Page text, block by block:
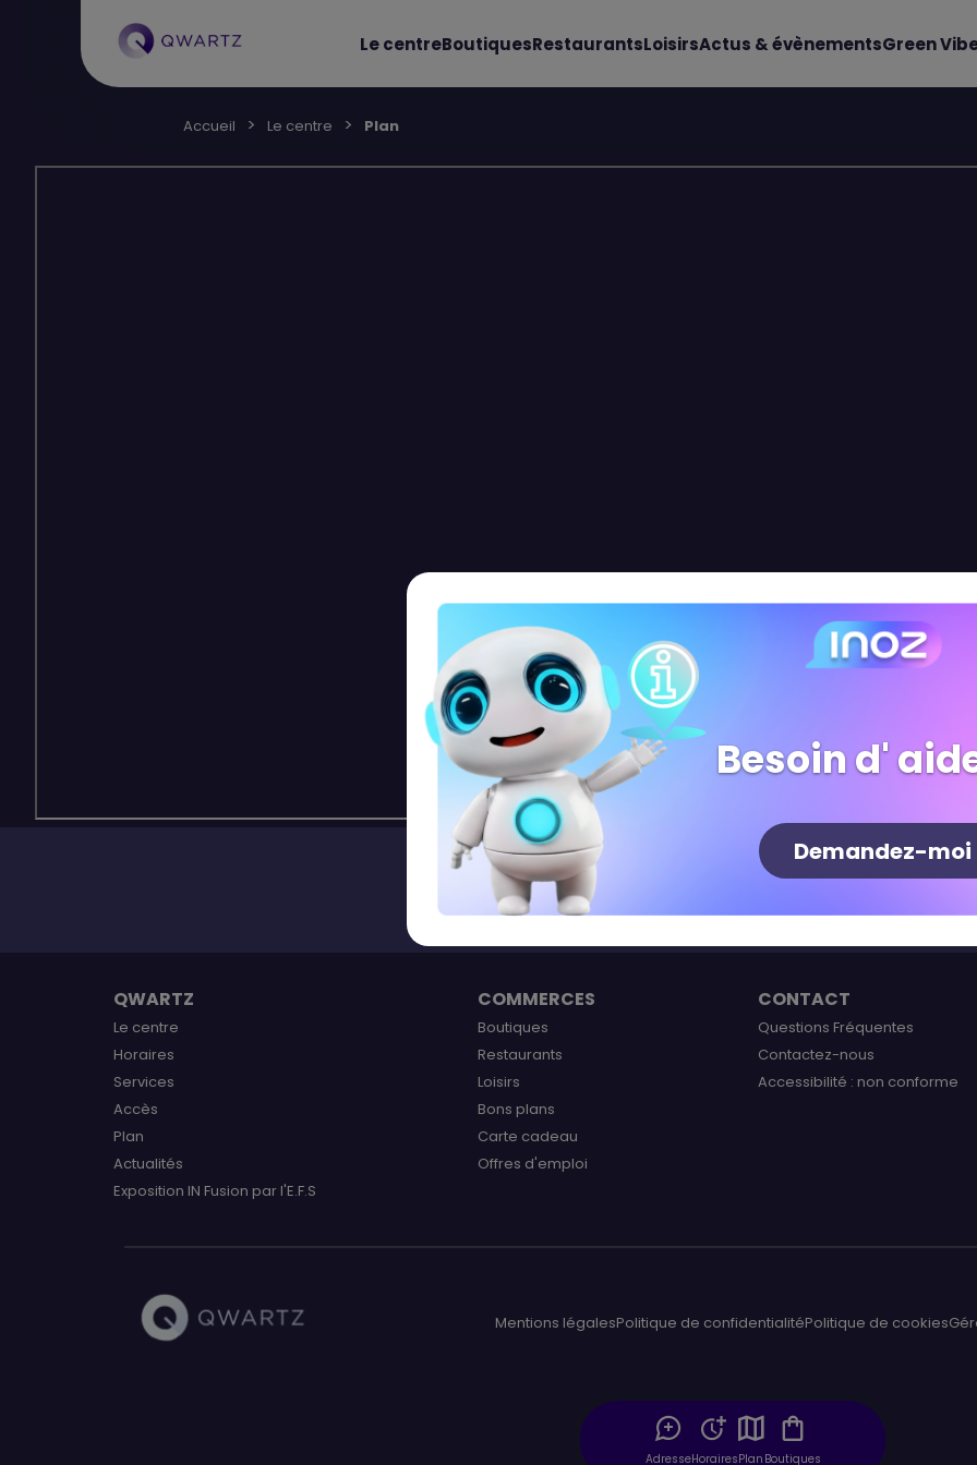
Le centreBoutiquesRestaurantsLoisirsActus & évènementsGreen
AdresseHorairesPlan Boutiques
Accueil Le centre Plan
Newsletter
QWARTZ
Le centre
Horaires
Services
Accès
Plan
Actualités
Exposition IN Fusion par l'E.F.S
COMMERCES
Boutiques
Restaurants
Loisirs
Bons plans
Carte cadeau
Offres d'emploi
CONTACT
Questions Fréquentes
Contactez-nous
Accessibilité : non conforme
Mentions légalesPolitique de confidentialitéPolitique de cookies
Besoin d'
Demandez-moi